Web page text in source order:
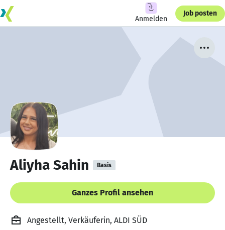
Anmelden
Job posten
Aliyha Sahin Basis
Ganzes Profil ansehen
Angestellt, Verkäuferin, ALDI SÜD